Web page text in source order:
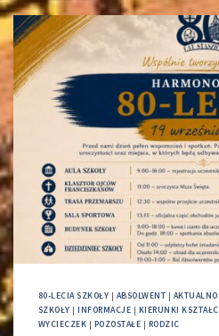
80-LECIA SZKOŁY | ABSOLWENT |
SZKOŁY |INFORMACJE | KIERUNKI
WYCIECZEK | POZOSTAŁE | RODZIC